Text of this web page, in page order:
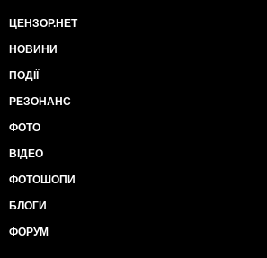
ЦЕНЗОР.НЕТ
НОВИНИ
ПОДІЇ
РЕЗОНАНС
ФОТО
ВІДЕО
ФОТОШОПИ
БЛОГИ
ФОРУМ